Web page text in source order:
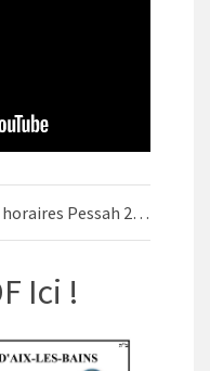
Nouvelle feuille des horaires Pessah 2026
Ici !